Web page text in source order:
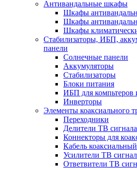
Антивандальные шкафы
Шкафы
Шкафы
Шкафы
Стабилизаторы, ИБП,
панели
Солнечные панели
Аккумуляторы
Стабилизаторы
Блоки питания
ИБП для компьтеров
Инверторы
Элементы коаксиального
Переходники
Делители ТВ сигнала
Коннекторы для
Кабель коаксиальный
Усилители ТВ
Ответвители ТВ